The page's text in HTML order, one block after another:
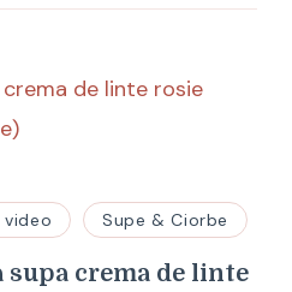
video Supe & Ciorbe
supa crema de linte